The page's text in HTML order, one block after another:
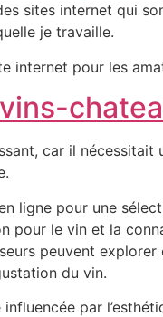
sites internet qui
je travaille.
internet pour les
car il nécessitait
ligne pour une
pour le vin et la
peuvent
du vin.
par